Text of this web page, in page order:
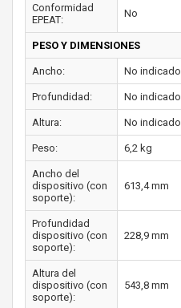
Conformidad
EPEAT:
No
PESO Y DIMENSIONES
Ancho: No indicado
Profundidad: No indicado
Altura: No indicado
Peso: 6,2 kg
Ancho del
dispositivo (con
soporte):
613,4 mm
Profundidad
dispositivo (con
soporte):
228,9 mm
Altura del
dispositivo (con
soporte):
543,8 mm